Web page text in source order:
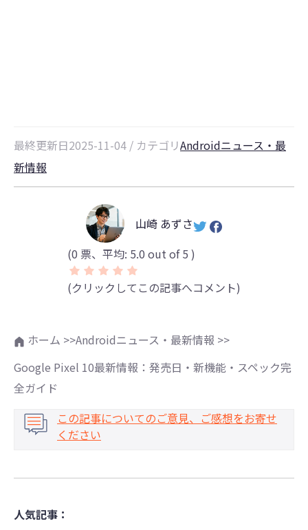
最終更新日2025-11-04 / カテゴリAndroidニュース・最
新情報
山崎 あずさ
(0 票、平均: 5.0 out of 5 )
(クリックしてこの記事へコメント)
ホーム >>Androidニュース・最新情報 >>
Google Pixel 10最新情報：発売日・新機能・スペック完
全ガイド
この記事についてのご意見、ご感想をお寄せ
ください
人気記事：